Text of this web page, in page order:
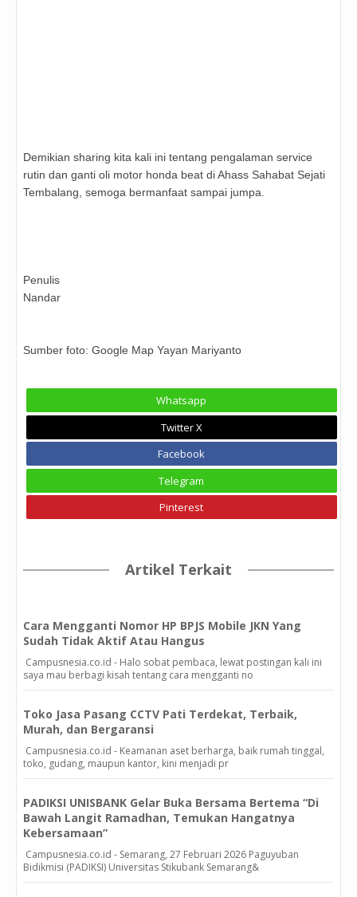
Demikian sharing kita kali ini tentang pengalaman service
rutin dan ganti oli motor honda beat di Ahass Sahabat Sejati
Tembalang, semoga bermanfaat sampai jumpa.
Penulis
Nandar
Sumber foto: Google Map Yayan Mariyanto
Whatsapp
Twitter X
Facebook
Telegram
Pinterest
Artikel Terkait
Cara Mengganti Nomor HP BPJS Mobile JKN Yang
Sudah Tidak Aktif Atau Hangus
Campusnesia.co.id - Halo sobat pembaca, lewat postingan kali ini
saya mau berbagi kisah tentang cara mengganti no
Toko Jasa Pasang CCTV Pati Terdekat, Terbaik,
Murah, dan Bergaransi
Campusnesia.co.id - Keamanan aset berharga, baik rumah tinggal,
toko, gudang, maupun kantor, kini menjadi pr
PADIKSI UNISBANK Gelar Buka Bersama Bertema “Di
Bawah Langit Ramadhan, Temukan Hangatnya
Kebersamaan”
Campusnesia.co.id - Semarang, 27 Februari 2026 Paguyuban
Bidikmisi (PADIKSI) Universitas Stikubank Semarang&